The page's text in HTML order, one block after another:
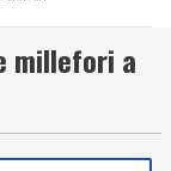
mm. Un
i fori
millefori a